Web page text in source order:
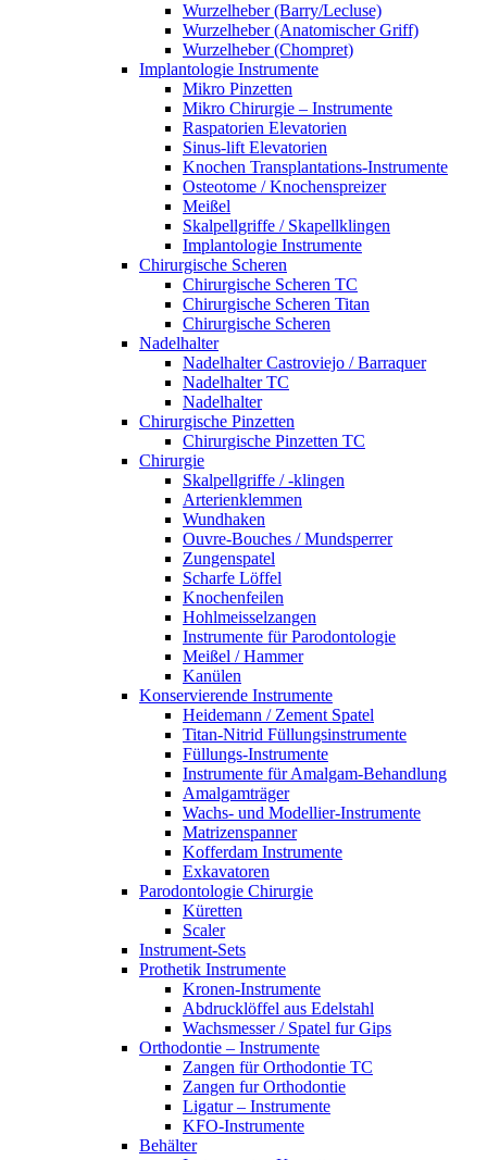
Wurzelheber (Barry/Lecluse)
Wurzelheber (Anatomischer Griff)
Wurzelheber (Chompret)
Implantologie Instrumente
Mikro Pinzetten
Mikro Chirurgie – Instrumente
Raspatorien Elevatorien
Sinus-lift Elevatorien
Knochen Transplantations-Instrumente
Osteotome / Knochenspreizer
Meißel
Skalpellgriffe / Skapellklingen
Implantologie Instrumente
Chirurgische Scheren
Chirurgische Scheren TC
Chirurgische Scheren Titan
Chirurgische Scheren
Nadelhalter
Nadelhalter Castroviejo / Barraquer
Nadelhalter TC
Nadelhalter
Chirurgische Pinzetten
Chirurgische Pinzetten TC
Chirurgie
Skalpellgriffe / -klingen
Arterienklemmen
Wundhaken
Ouvre-Bouches / Mundsperrer
Zungenspatel
Scharfe Löffel
Knochenfeilen
Hohlmeisselzangen
Instrumente für Parodontologie
Meißel / Hammer
Kanülen
Konservierende Instrumente
Heidemann / Zement Spatel
Titan-Nitrid Füllungsinstrumente
Füllungs-Instrumente
Instrumente für Amalgam-Behandlung
Amalgamträger
Wachs- und Modellier-Instrumente
Matrizenspanner
Kofferdam Instrumente
Exkavatoren
Parodontologie Chirurgie
Küretten
Scaler
Instrument-Sets
Prothetik Instrumente
Kronen-Instrumente
Abdrucklöffel aus Edelstahl
Wachsmesser / Spatel fur Gips
Orthodontie – Instrumente
Zangen für Orthodontie TC
Zangen fur Orthodontie
Ligatur – Instrumente
KFO-Instrumente
Behälter